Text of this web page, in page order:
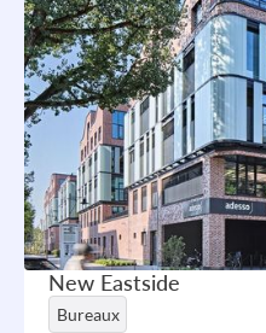
New Eastside
Bureaux